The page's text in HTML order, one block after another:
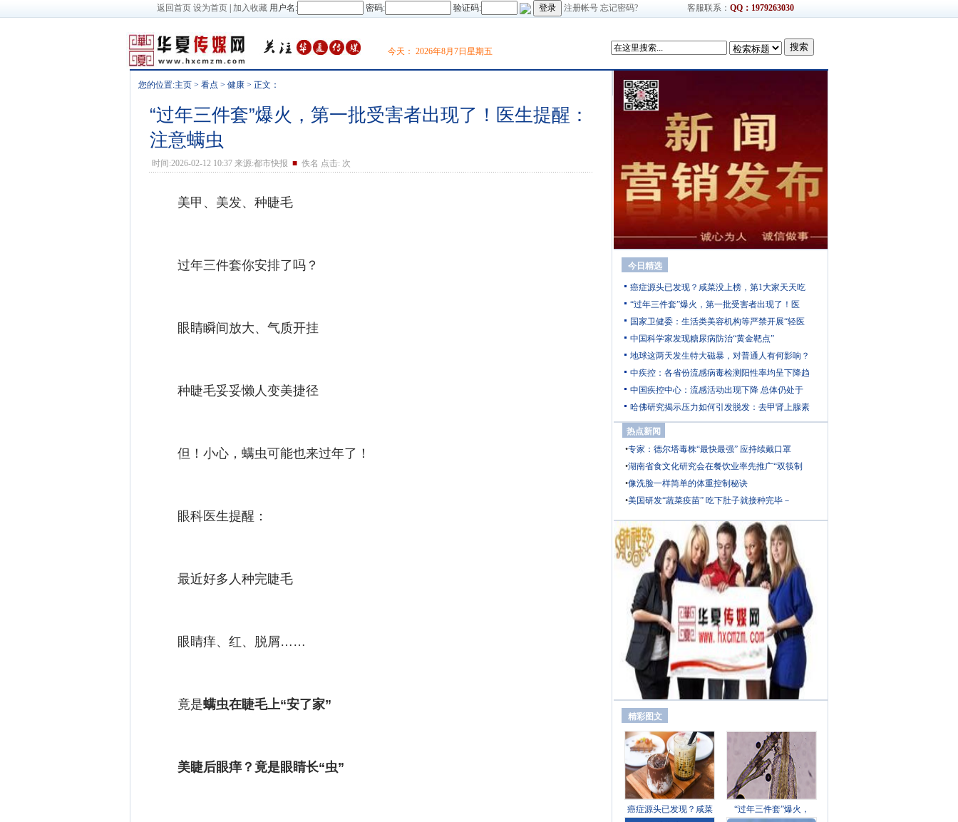
返回首页 设为首页| 加入收藏用户名: 密码: 验证码: 注册帐号 忘记密码? 客服联系： QQ：1979263030
今天： 2026年8月7日星期五 搜索
您的位置:主页 > 看点 > 健康 > 正文：
“过年三件套”爆火，第一批受害者出现了！医生提醒：
注意螨虫
时间:2026-02-12 10:37 来源:都市快报 ■佚名 点击: 次
美甲、美发、种睫毛
过年三件套你安排了吗？
眼睛瞬间放大、气质开挂
种睫毛妥妥懒人变美捷径
但！小心，螨虫可能也来过年了！
眼科医生提醒：
最近好多人种完睫毛
眼睛痒、红、脱屑……
竟是螨虫在睫毛上“安了家”
美睫后眼痒？竟是眼睛长“虫”
今日精选
癌症源头已发现？咸菜没上榜，第1大家天天吃
“过年三件套”爆火，第一批受害者出现了！医
国家卫健委：生活类美容机构等严禁开展“轻医
中国科学家发现糖尿病防治“黄金靶点”
地球这两天发生特大磁暴，对普通人有何影响？
中疾控：各省份流感病毒检测阳性率均呈下降趋
中国疾控中心：流感活动出现下降 总体仍处于
哈佛研究揭示压力如何引发脱发：去甲肾上腺素
热点新闻
•专家：德尔塔毒株“最快最强” 应持续戴口罩
•湖南省食文化研究会在餐饮业率先推广“双筷制
•像洗脸一样简单的体重控制秘诀
•美国研发“蔬菜疫苗” 吃下肚子就接种完毕－
精彩图文
癌症源头已发现？咸菜 “过年三件套”爆火，